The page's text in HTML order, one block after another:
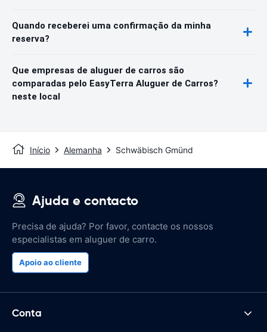
Quando receberei uma confirmação da minha
reserva?
Que empresas de aluguer de carros são
comparadas pelo EasyTerra Aluguer de Carros?
neste local
Início Alemanha Schwäbisch Gmünd
Ajuda e contacto
Precisa de ajuda? Por favor, contacte os nossos
especialistas em aluguer de carro.
Apoio ao cliente
Conta